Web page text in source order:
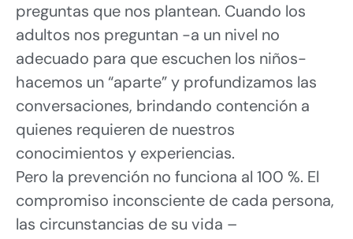
preguntas que nos plantean. Cuando los
adultos nos preguntan -a un nivel no
adecuado para que escuchen los niños-
hacemos un “aparte” y profundizamos las
conversaciones, brindando contención a
quienes requieren de nuestros
conocimientos y experiencias.
Pero la prevención no funciona al 100 %. El
compromiso inconsciente de cada persona,
las circunstancias de su vida –